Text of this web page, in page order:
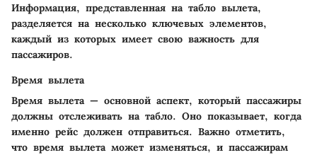
Информация, представленная на табло вылета,
разделяется на несколько ключевых элементов,
каждый из которых имеет свою важность для
пассажиров.
Время вылета
Время вылета — основной аспект, который пассажиры
должны отслеживать на табло. Оно показывает, когда
именно рейс должен отправиться. Важно отметить,
что время вылета может изменяться, и пассажирам